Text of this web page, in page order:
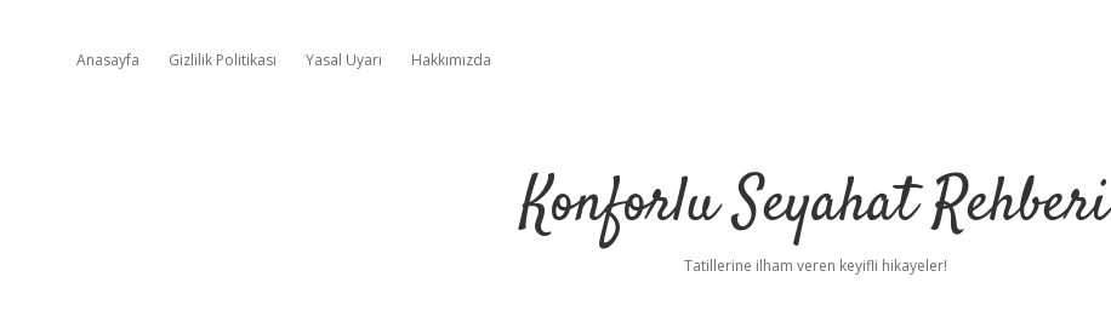
Anasayfa Gizlilik Politikası Yasal Uyarı Hakkımızda
Konforlu Seyahat Rehberi
Tatillerine ilham veren keyifli hikayeler!